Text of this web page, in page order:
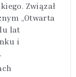
Związał
„Otwarta
lat
i